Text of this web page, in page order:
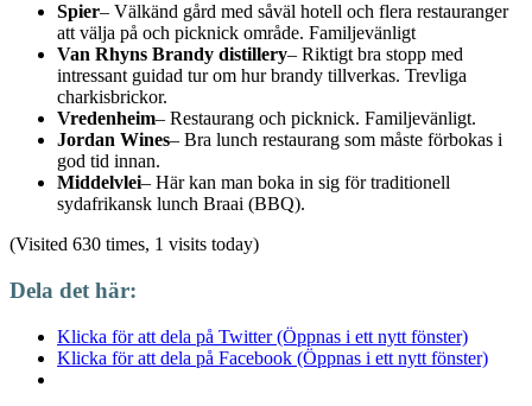
Spier– Välkänd gård med såväl hotell och flera restauranger
att välja på och picknick område. Familjevänligt
Van Rhyns Brandy distillery– Riktigt bra stopp med
intressant guidad tur om hur brandy tillverkas. Trevliga
charkisbrickor.
Vredenheim– Restaurang och picknick. Familjevänligt.
Jordan Wines– Bra lunch restaurang som måste förbokas i
god tid innan.
Middelvlei– Här kan man boka in sig för traditionell
sydafrikansk lunch Braai (BBQ).
(Visited 630 times, 1 visits today)
Dela det här:
Klicka för att dela på Twitter (Öppnas i ett nytt fönster)
Klicka för att dela på Facebook (Öppnas i ett nytt fönster)